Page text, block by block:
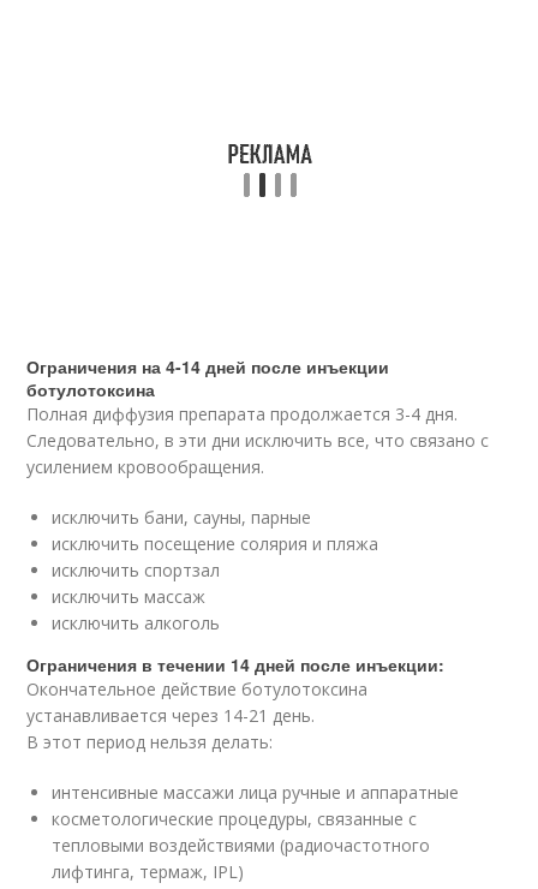
Ограничения на 4-14 дней после инъекции
ботулотоксина
Полная диффузия препарата продолжается 3-4 дня.
Следовательно, в эти дни исключить все, что связано с
усилением кровообращения.
исключить бани, сауны, парные
исключить посещение солярия и пляжа
исключить спортзал
исключить массаж
исключить алкоголь
Ограничения в течении 14 дней после инъекции:
Окончательное действие ботулотоксина
устанавливается через 14-21 день.
В этот период нельзя делать:
интенсивные массажи лица ручные и аппаратные
косметологические процедуры, связанные с
тепловыми воздействиями (радиочастотного
лифтинга, термаж, IPL)